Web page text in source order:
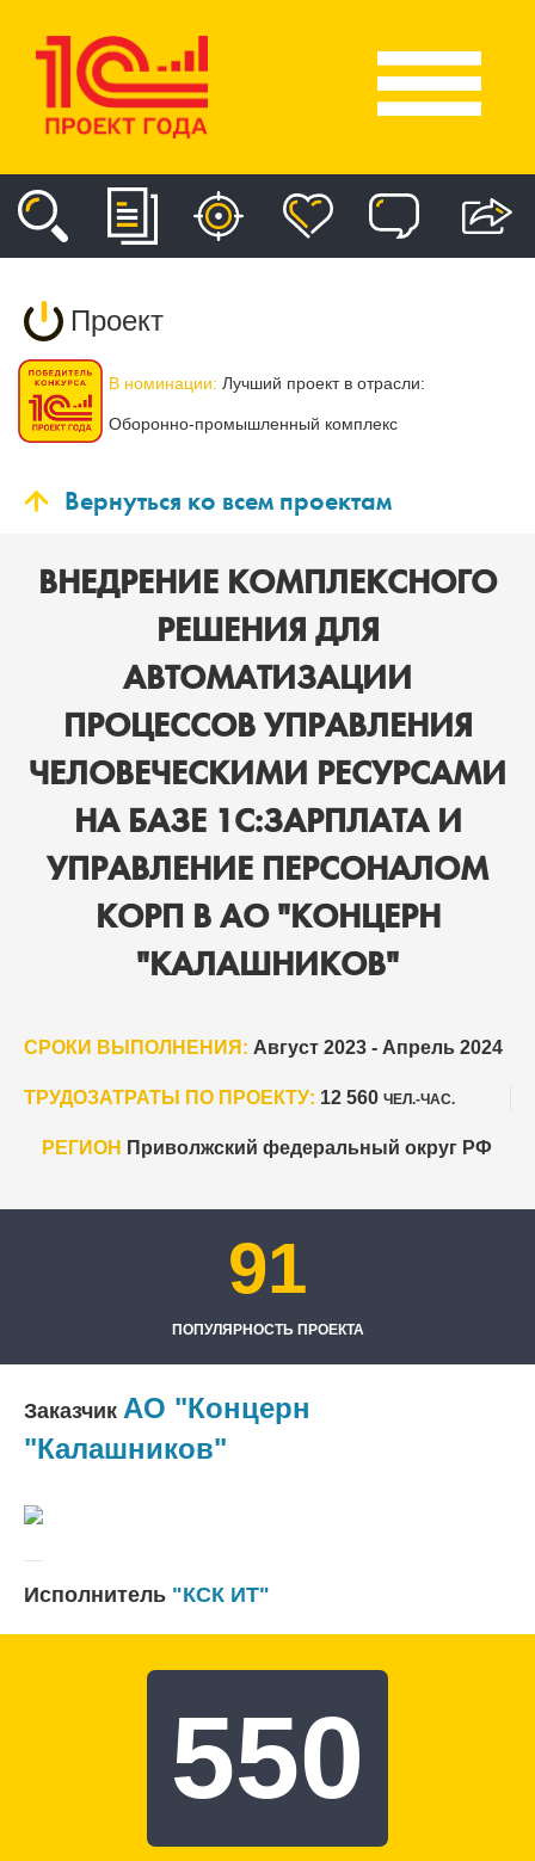
Проект
В номинации: Лучший проект в отрасли:
Оборонно-промышленный комплекс
Вернуться ко всем проектам
ВНЕДРЕНИЕ КОМПЛЕКСНОГО
РЕШЕНИЯ ДЛЯ
АВТОМАТИЗАЦИИ
ПРОЦЕССОВ УПРАВЛЕНИЯ
ЧЕЛОВЕЧЕСКИМИ РЕСУРСАМИ
НА БАЗЕ 1С:ЗАРПЛАТА И
УПРАВЛЕНИЕ ПЕРСОНАЛОМ
КОРП В АО "КОНЦЕРН
"КАЛАШНИКОВ"
СРОКИ ВЫПОЛНЕНИЯ: Август 2023 - Апрель 2024
ТРУДОЗАТРАТЫ ПО ПРОЕКТУ: 12 560 ЧЕЛ.-ЧАС.
РЕГИОН Приволжский федеральный округ РФ
91
ПОПУЛЯРНОСТЬ ПРОЕКТА
Заказчик АО "Концерн
"Калашников"
Исполнитель "КСК ИТ"
550